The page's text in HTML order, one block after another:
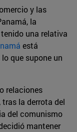
y las
la
una relativa
está
que supone un
relaciones
la derrota del
del comunismo
mantener